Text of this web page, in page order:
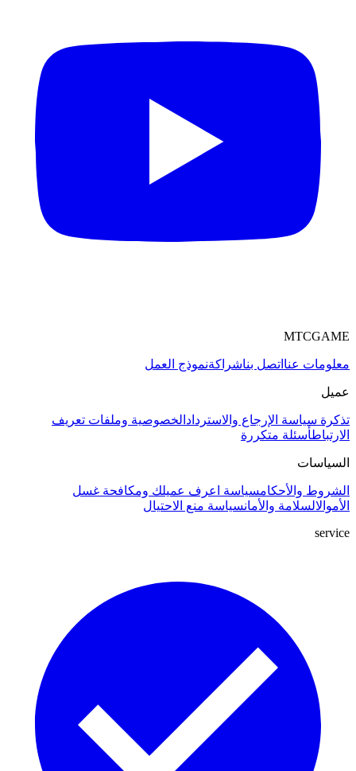
MTCGAME
معلومات عنا اتصل بناشراكةنموذج العمل
عميل
تذكرة سياسة الإرجاع والاسترداد الخصوصية وملفات تعريف
الارتباطأسئلة متكررة
السياسات
الشروط والأحكامسياسة اعرف عميلك ومكافحة غسل
الأموالالسلامة والأمانسياسة منع الاحتيال
service